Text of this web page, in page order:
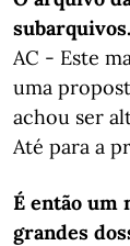
AC - Este
uma
achou ser
Até para a
É então um
grandes